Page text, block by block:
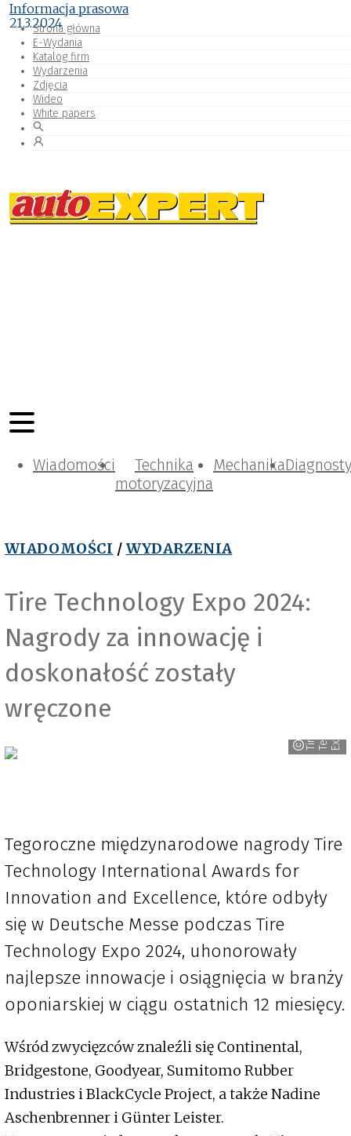
Strona główna
E-Wydania
Katalog firm
Wydarzenia
Zdjęcia
Wideo
White papers
Wiadomości
Technika
motoryzacyjna
Mechanika
WIADOMOŚCI / WYDARZENIA
Tire Technology Expo 2024:
Nagrody za innowację i
doskonałość zostały
wręczone
T
i
r
e
T
e
c h
n
o
l
o
g
E
x
p o
Informacja prasowa
21.3.2024
Tegoroczne międzynarodowe nagrody Tire
Technology International Awards for
Innovation and Excellence, które odbyły
się w Deutsche Messe podczas Tire
Technology Expo 2024, uhonorowały
najlepsze innowacje i osiągnięcia w branży
oponiarskiej w ciągu ostatnich 12 miesięcy.
Wśród zwycięzców znaleźli się Continental,
Bridgestone, Goodyear, Sumitomo Rubber
Industries i BlackCycle Project, a także Nadine
Aschenbrenner i Günter Leister.